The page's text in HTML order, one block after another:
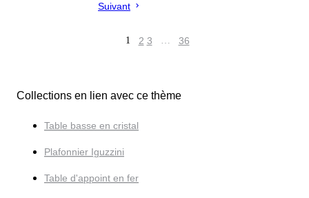
Suivant
1 2 3 … 36
Collections en lien avec ce thème
Table basse en cristal
Plafonnier Iguzzini
Table d'appoint en fer